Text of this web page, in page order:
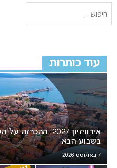
עוד כותרות
אירוויזיון 2027:
בשבוע הבא
7 באוגוסט 2026